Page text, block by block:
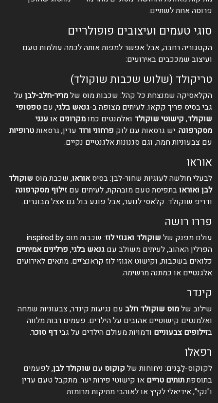
פרוסה אחת לשתיים.
סוגי טעמים ועיצובים פופולריים
הקטגוריה רחבה, אבל אפשר למפות אותה לכמה עולמות טעם
ועיצוב שמככבים באירועים:
טריקולד (שלוש שכבות שוקולד)
הקלאסיקה שמנצחת כל קהל: שכבות מוס שלמריר-חלב-לבן על
גבי בסיס פריך קקאו. לעיתים מצופה ב-גנאש בלגי, עם טפטופי
שוקולד, קישוטי שוקולד ואלמנטים כמומקרונים או ענני
מסקרפונה. יש גרסאות עם לוק פרחוני ורוד עדין, גרסאותטרופיות
עם צבעוניות חמה, וגם סגנונות אלגנטיים נקיים.
אוראו
לבעלי חולשה לעוגיות שחור-לבן: בסיסאוראו, שכבת מוס שוקולד
לבן ואוראובתפיסת טעם מובהקת, לעיתים עם זילוף מסקרפונה
ודריפ שוקולד. קלאסי לנוער, אבל פוגע בול גם אצל מבוגרים.
פררו רושה
עולם מפנק של שוקולד ואגוזי לוז
: שכבות מוס inspired by
הפרלין האהוב, לעיתים משולב עם גנאש בלגי, פרלינים אמיתיים
כלואים בשכבות, וקישוט אגוזי לוז קראנצ'יים. מתאים לאירועים
אלגנטיים או כמתנה מרשימה.
קינדר
שילוב שלמוס שוקולד חלב עם נגיעות קינדר, צבעוניות שמחה
ואלמנטים קישוטיים אהובים על הילדים. פעמים רבות מלווה
בזילופים צבעוניים ודמויות מעולם הילדים על גבידף סוכר.
רפאלו
לקוקוס-לַבָּנים: ניחוחות של קוקוס עם שוקולד לבן, לפעמים
בתוספתתותים טריים או קישוטי פירות יער. מתקבל טעם עדין
ו"נקי", אידיאלי לקיץ או לאוהבי מתיקות מרומזת.